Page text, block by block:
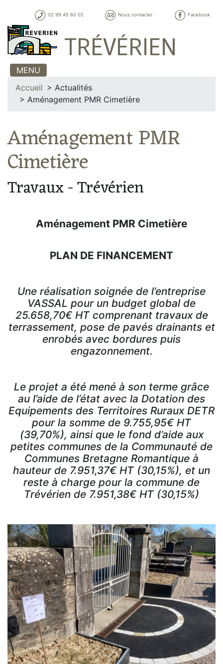
TRÉVÉRIEN
02 99 45 60 02 Nous contacter Facebook
MENU
Accueil
Actualités
Aménagement PMR Cimetière
Aménagement PMR
Cimetière
Travaux - Trévérien
Aménagement PMR Cimetière
PLAN DE FINANCEMENT
Une réalisation soignée de l’entreprise
VASSAL pour un budget global de
25.658,70€ HT comprenant travaux de
terrassement, pose de pavés drainants et
enrobés avec bordures puis
engazonnement.
Le projet a été mené à son terme grâce
au l’aide de l’état avec la Dotation des
Equipements des Territoires Ruraux DETR
pour la somme de 9.755,95€ HT
(39,70%), ainsi que le fond d’aide aux
petites communes de la Communauté de
Communes Bretagne Romantique à
hauteur de 7.951,37€ HT (30,15%), et un
reste à charge pour la commune de
Trévérien de 7.951,38€ HT (30,15%)